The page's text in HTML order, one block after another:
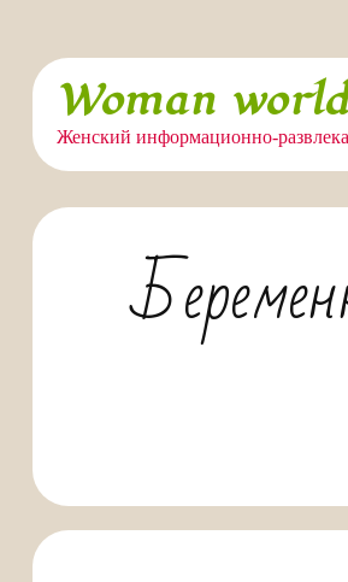
Перейти
содержимомуWoman world
Женский информационно-